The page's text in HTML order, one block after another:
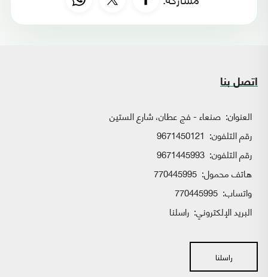
اتصل بنا
العنوان: صنعاء - فج عطان، شارع الستين
رقم التلفون: 9671450121
رقم التلفون: 9671445993
هاتف محمول: 770445995
واتساب:
البريد الإلكتروني: راسلنا
راسلنا